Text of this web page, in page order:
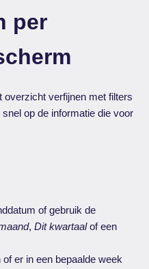
per
overzicht verfijnen met filters
op de informatie die voor
of gebruik de
,Dit kwartaalof een
er in een bepaalde week